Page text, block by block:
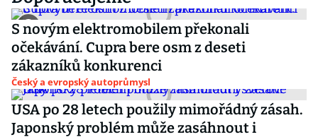
S novým elektromobilem překonali
očekávání. Cupra bere osm z deseti
zákazníků konkurenci
Český a evropský autoprůmysl
USA po 28 letech použily mimořádný zásah.
Japonský problém může zasáhnout i